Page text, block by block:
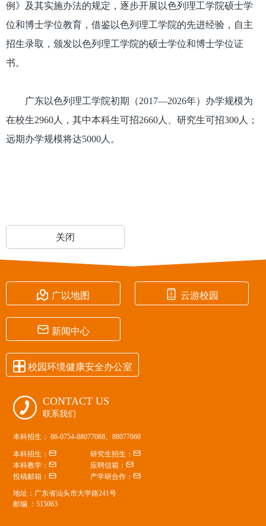
例》及其实施办法的规定，逐步开展以色列理工学院硕士学
位和博士学位教育，借鉴以色列理工学院的先进经验，自主
招生录取，颁发以色列理工学院的硕士学位和博士学位证
书。
广东以色列理工学院初期（2017—2026年）办学规模为
在校生2960人，其中本科生可招2660人、研究生可招300人；
远期办学规模将达5000人。
关闭
 广以地图  云游校园
 新闻中心
 校园环境健康安全办公室
 CONTACT US
联系我们
本科招生： 86-0754-88077088、88077060
本科招生： 研究生招生：
本科教学： 应聘信箱：
投稿邮箱： 产学研合作：
地址：广东省汕头市大学路241号
邮编 ：515063